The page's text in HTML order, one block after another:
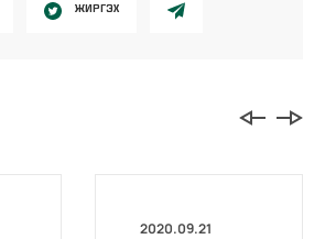
ЖИРГЭХ
2020.09.21